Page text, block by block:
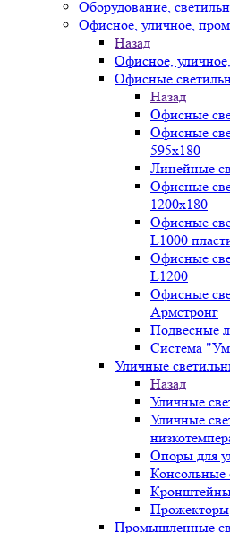
Оборудование,
Офисное, уличное,
Назад
Офисное,
Офисные
Назад
Офисные
Офисные
595х180
Линейные
Офисные
1200x180
Офисные
L1000
Офисные
L1200
Офисные
Армстронг
Подвесные
Система
Уличные
Назад
Уличные
Уличные
Опоры для
Консольные
Кронштейны
Прожекторы
Промышленные